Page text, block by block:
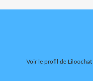
Voir le profil de Liloochat